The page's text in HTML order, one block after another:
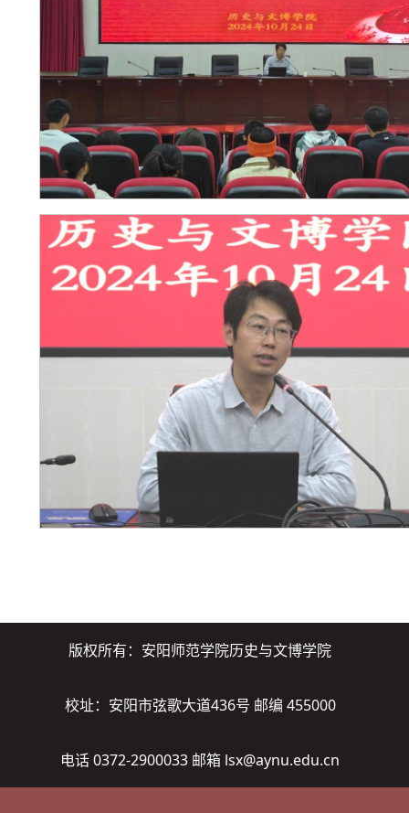
版权所有：安阳师范学院历史与文博学院
校址：安阳市弦歌大道436号 邮编 455000
电话 0372-2900033 邮箱 lsx@aynu.edu.cn